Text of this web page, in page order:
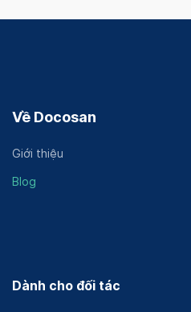
Về Docosan
Giới thiệu
Blog
Dành cho đối tác